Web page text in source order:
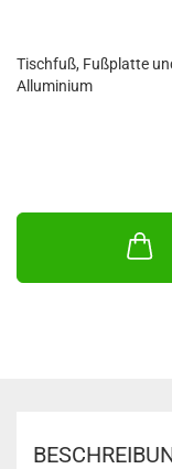
Tischfuß, Fußplatte
Alluminium